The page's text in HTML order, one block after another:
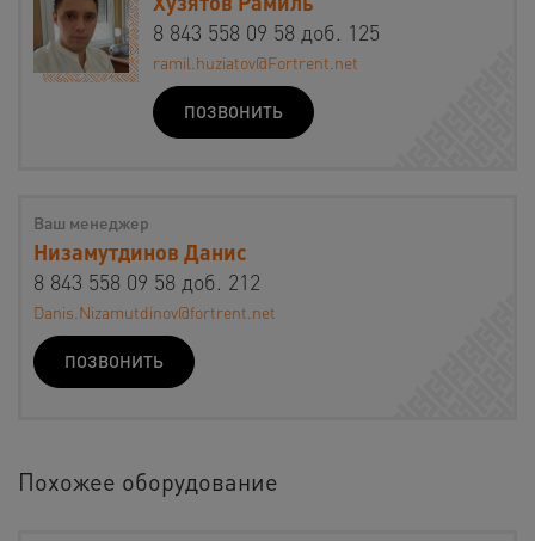
8 843 558 09 58 доб. 125
ramil.huziatov@Fortrent.net
ПОЗВОНИТЬ
Ваш менеджер
Низамутдинов Данис
8 843 558 09 58 доб. 212
Danis.Nizamutdinov@fortrent.net
ПОЗВОНИТЬ
Похожее оборудование